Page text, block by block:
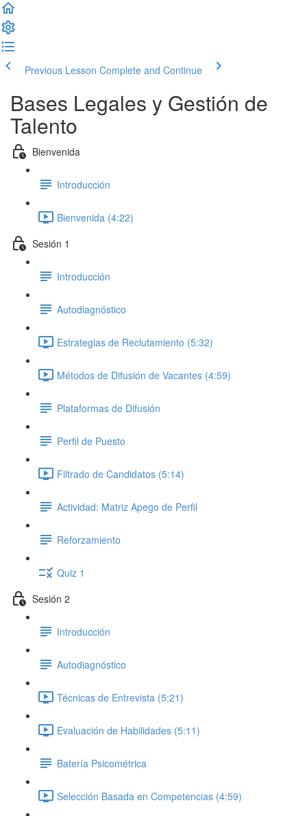
Previous Lesson Complete and Continue
Bases Legales y Gestión de
Talento
Bienvenida
Introducción
Bienvenida (4:22)
Sesión 1
Introducción
Autodiagnóstico
Estrategias de Reclutamiento (5:32)
Métodos de Difusión de Vacantes (4:59)
Plataformas de Difusión
Perfil de Puesto
Filtrado de Candidatos (5:14)
Actividad: Matriz Apego de Perfil
Reforzamiento
Quiz 1
Sesión 2
Introducción
Autodiagnóstico
Técnicas de Entrevista (5:21)
Evaluación de Habilidades (5:11)
Batería Psicométrica
Selección Basada en Competencias (4:59)